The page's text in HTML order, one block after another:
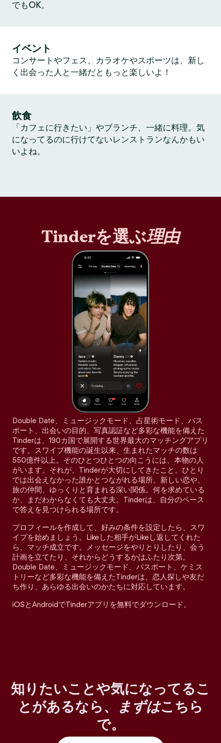
でもOK。
イベント
コンサートやフェス、カラオケやスポーツは、新し
く出会った人と一緒だともっと楽しいよ！
飲食
「カフェに行きたい」やブランチ、一緒に料理。気
になってるのに行けてないレンストランなんかもい
いよね。
Tinderを選ぶ理由
Double Date、ミュージックモード、占星術モード、パス
ポート、出会いの目的、写真認証など多彩な機能を備えた
Tinderは、190カ国で展開する世界最大のマッチングアプリ
です。スワイプ機能の誕生以来、生まれたマッチの数は
550億件以上。そのひとつひとつの向こうには、本物の人
がいます。それが、Tinderが大切にしてきたこと。ひとり
では出会えなかった誰かとつながれる場所。新しい恋や、
旅の仲間、ゆっくりと育まれる深い関係。何を求めている
か、まだわからなくても大丈夫。Tinderは、自分のペース
で答えを見つけられる場所です。
プロフィールを作成して、好みの条件を設定したら、スワ
イプを始めましょう。Likeした相手がLikeし返してくれた
ら、マッチ成立です。メッセージをやりとりしたり、会う
計画を立てたり、それからどうするかはふたり次第。
Double Date、ミュージックモード、パスポート、ケミス
トリーなど多彩な機能を備えたTinderは、恋人探しや友だ
ち作り、あらゆる出会いのかたちに対応しています。
iOSとAndroidでTinderアプリを無料でダウンロード。
知りたいことや気になってるこ
とがあるなら、
まずはこちら
で。